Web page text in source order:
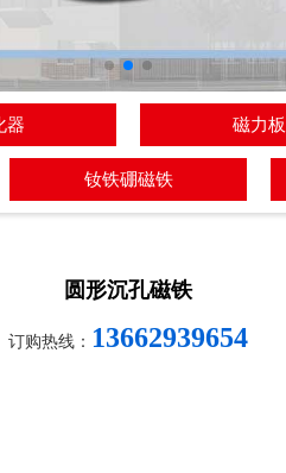
器 磁力板
钕铁硼磁铁
圆形沉孔磁铁
订购热线： 13662939654